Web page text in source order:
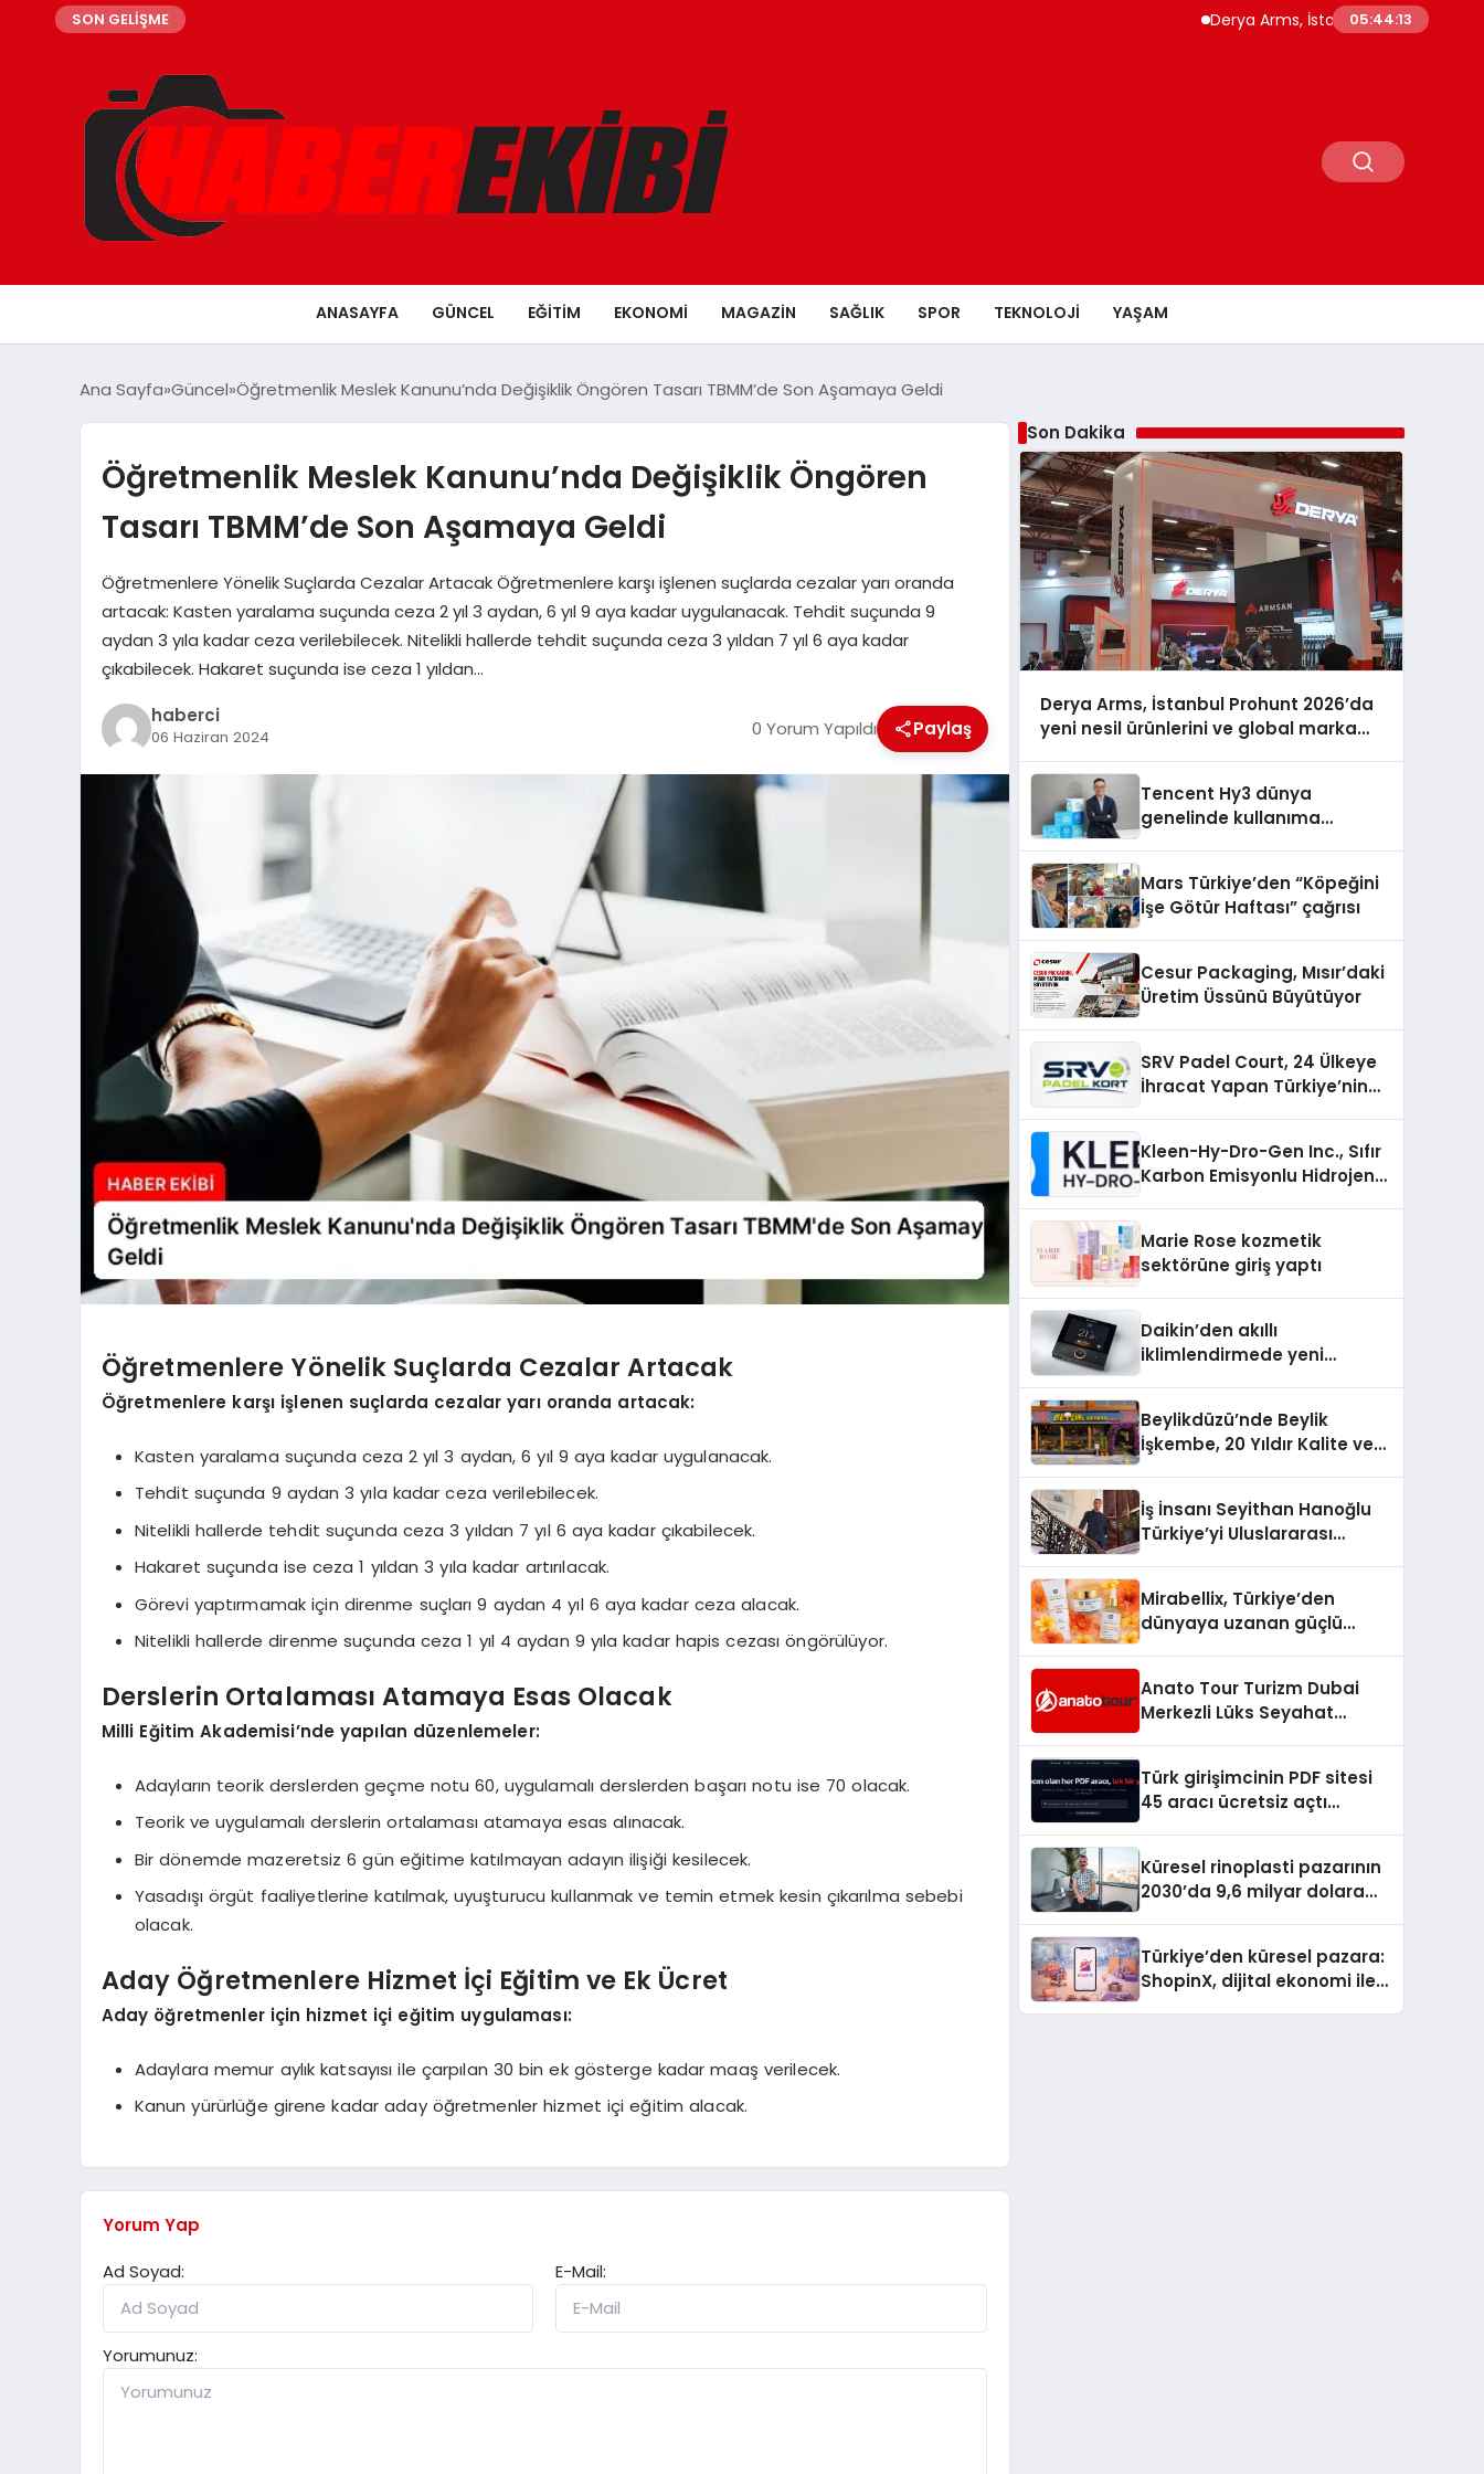
SON GELİŞME Derya Arms, İstanbul Prohunt 2026’da
05:44:14
ANASAYFA GÜNCEL EĞITIM EKONOMI MAGAZIN SAĞLIK SPOR TEKNOLOJI YAŞAM
Ana Sayfa Güncel Öğretmenlik Meslek Kanunu’nda Değişiklik Öngören Tasarı TBMM’de Son Aşamaya Geldi
Öğretmenlik Meslek Kanunu’nda Değişiklik Öngören
Tasarı TBMM’de Son Aşamaya Geldi
Öğretmenlere Yönelik Suçlarda Cezalar Artacak Öğretmenlere karşı işlenen suçlarda cezalar yarı oranda
artacak: Kasten yaralama suçunda ceza 2 yıl 3 aydan, 6 yıl 9 aya kadar uygulanacak. Tehdit suçunda 9
aydan 3 yıla kadar ceza verilebilecek. Nitelikli hallerde tehdit suçunda ceza 3 yıldan 7 yıl 6 aya kadar
çıkabilecek. Hakaret suçunda ise ceza 1 yıldan…
haberci
06 Haziran 2024 0 Yorum Yapıldı Paylaş
Öğretmenlere Yönelik Suçlarda Cezalar Artacak
Öğretmenlere karşı işlenen suçlarda cezalar yarı oranda artacak:
Kasten yaralama suçunda ceza 2 yıl 3 aydan, 6 yıl 9 aya kadar uygulanacak.
Tehdit suçunda 9 aydan 3 yıla kadar ceza verilebilecek.
Nitelikli hallerde tehdit suçunda ceza 3 yıldan 7 yıl 6 aya kadar çıkabilecek.
Hakaret suçunda ise ceza 1 yıldan 3 yıla kadar artırılacak.
Görevi yaptırmamak için direnme suçları 9 aydan 4 yıl 6 aya kadar ceza alacak.
Nitelikli hallerde direnme suçunda ceza 1 yıl 4 aydan 9 yıla kadar hapis cezası öngörülüyor.
Derslerin Ortalaması Atamaya Esas Olacak
Milli Eğitim Akademisi’nde yapılan düzenlemeler:
Adayların teorik derslerden geçme notu 60, uygulamalı derslerden başarı notu ise 70 olacak.
Teorik ve uygulamalı derslerin ortalaması atamaya esas alınacak.
Bir dönemde mazeretsiz 6 gün eğitime katılmayan adayın ilişiği kesilecek.
Yasadışı örgüt faaliyetlerine katılmak, uyuşturucu kullanmak ve temin etmek kesin çıkarılma sebebi
olacak.
Aday Öğretmenlere Hizmet İçi Eğitim ve Ek Ücret
Aday öğretmenler için hizmet içi eğitim uygulaması:
Adaylara memur aylık katsayısı ile çarpılan 30 bin ek gösterge kadar maaş verilecek.
Kanun yürürlüğe girene kadar aday öğretmenler hizmet içi eğitim alacak.
Yorum Yap
Ad Soyad:
E-Mail:
Yorumunuz:
Son Dakika
Derya Arms, İstanbul Prohunt 2026’da
yeni nesil ürünlerini ve global marka
Tencent Hy3 dünya
genelinde kullanıma
Mars Türkiye’den “Köpeğini
İşe Götür Haftası” çağrısı
Cesur Packaging, Mısır’daki
Üretim Üssünü Büyütüyor
SRV Padel Court, 24 Ülkeye
İhracat Yapan Türkiye’nin
Kleen-Hy-Dro-Gen Inc., Sıfır
Karbon Emisyonlu Hidrojen
Aldı
Marie Rose kozmetik
sektörüne giriş yaptı
Daikin’den akıllı
iklimlendirmede yeni
Beylikdüzü’nde Beylik
İşkembe, 20 Yıldır Kalite ve
İş İnsanı Seyithan Hanoğlu
Türkiye’yi Uluslararası
Mirabellix, Türkiye’den
dünyaya uzanan güçlü
Anato Tour Turizm Dubai
Merkezli Lüks Seyahat
Türk girişimcinin PDF sitesi
45 aracı ücretsiz açtı
Küresel rinoplasti pazarının
2030’da 9,6 milyar dolara
Türkiye’den küresel pazara:
ShopinX, dijital ekonomi ile